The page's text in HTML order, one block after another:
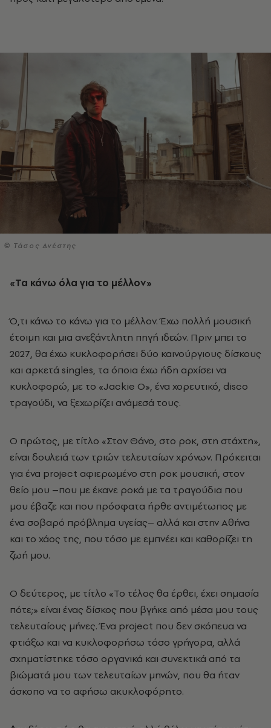
© Τάσος Ανέστης
«Τα κάνω όλα για το μέλλον»
Ό,τι κάνω το κάνω για το μέλλον. Έχω πολλή μουσική
έτοιμη και μια ανεξάντλητη πηγή ιδεών. Πριν μπει το
2027, θα έχω κυκλοφορήσει δύο καινούργιους δίσκους
και αρκετά singles, τα όποια έχω ήδη αρχίσει να
κυκλοφορώ, με το «Jackie O», ένα χορευτικό, disco
τραγούδι, να ξεχωρίζει ανάμεσά τους.
Ο πρώτος, με τίτλο «Στον Θάνο, στο ροκ, στη στάχτη»,
είναι δουλειά των τριών τελευταίων χρόνων. Πρόκειται
για ένα project αφιερωμένο στη ροκ μουσική, στον
θείο μου –που με έκανε ροκά με τα τραγούδια που
μου έβαζε και που πρόσφατα ήρθε αντιμέτωπος με
ένα σοβαρό πρόβλημα υγείας– αλλά και στην Αθήνα
και το χάος της, που τόσο με εμπνέει και καθορίζει τη
ζωή μου.
Ο δεύτερος, με τίτλο «Το τέλος θα έρθει, έχει σημασία
πότε;» είναι ένας δίσκος που βγήκε από μέσα μου τους
τελευταίους μήνες. Ένα project που δεν σκόπευα να
φτιάξω και να κυκλοφορήσω τόσο γρήγορα, αλλά
σχηματίστηκε τόσο οργανικά και συνεκτικά από τα
βιώματά μου των τελευταίων μηνών, που θα ήταν
άσκοπο να το αφήσω ακυκλοφόρητο.